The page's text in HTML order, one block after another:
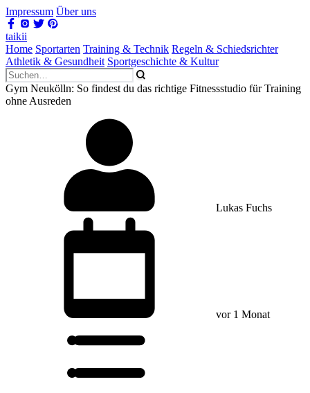
Impressum Über uns
taikii
Home Sportarten Training & Technik Regeln & Schiedsrichter
Athletik & Gesundheit Sportgeschichte & Kultur
Gym Neukölln: So findest du das richtige Fitnessstudio für Training
ohne Ausreden
Lukas Fuchs
vor 1 Monat